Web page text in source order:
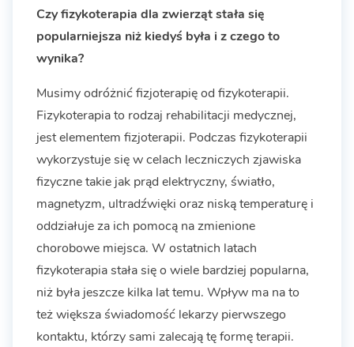
Czy fizykoterapia dla zwierząt stała się
popularniejsza niż kiedyś była i z czego to
wynika?
Musimy odróżnić fizjoterapię od fizykoterapii.
Fizykoterapia to rodzaj rehabilitacji medycznej,
jest elementem fizjoterapii. Podczas fizykoterapii
wykorzystuje się w celach leczniczych zjawiska
fizyczne takie jak prąd elektryczny, światło,
magnetyzm, ultradźwięki oraz niską temperaturę i
oddziałuje za ich pomocą na zmienione
chorobowe miejsca. W ostatnich latach
fizykoterapia stała się o wiele bardziej popularna,
niż była jeszcze kilka lat temu. Wpływ ma na to
też większa świadomość lekarzy pierwszego
kontaktu, którzy sami zalecają tę formę terapii.